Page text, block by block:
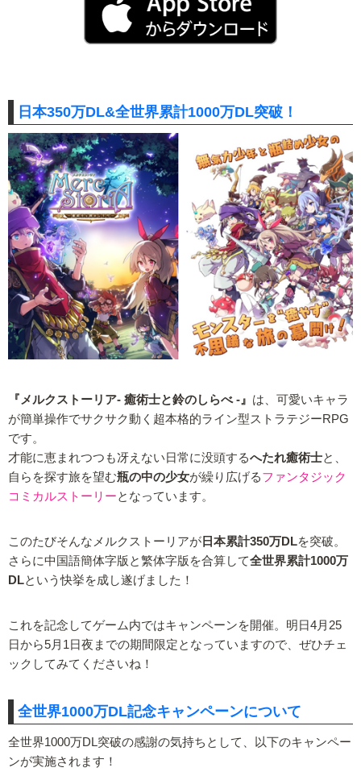
日本350万DL&全世界累計1000万DL突破！
『メルクストーリア- 癒術士と鈴のしらべ -』 は、可愛いキャラ
が簡単操作でサクサク動く超本格的ライン型ストラテジーRPG
です。
才能に恵まれつつも冴えない日常に没頭するへたれ癒術士と、
自らを探す旅を望む瓶の中の少女が繰り広げるファンタジック
コミカルストーリーとなっています。
このたびそんなメルクストーリアが 日本累計350万DLを突破。
さらに中国語簡体字版と繁体字版を合算して全世界累計1000万
DLという快挙を成し遂げました！
これを記念してゲーム内ではキャンペーンを開催。明日4月25
日から5月1日夜までの期間限定となっていますので、ぜひチェ
ックしてみてくださいね！
全世界1000万DL記念キャンペーンについて
全世界1000万DL突破の感謝の気持ちとして、以下のキャンペー
ンが実施されます！